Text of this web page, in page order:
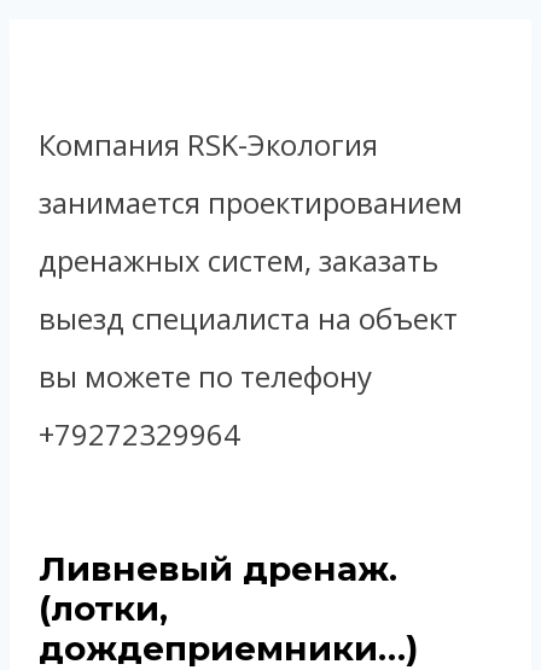
Компания RSK-Экология
занимается проектированием
дренажных систем, заказать
выезд специалиста на объект
вы можете по телефону
+79272329964
Ливневый дренаж.
(лотки,
дождеприемники…)